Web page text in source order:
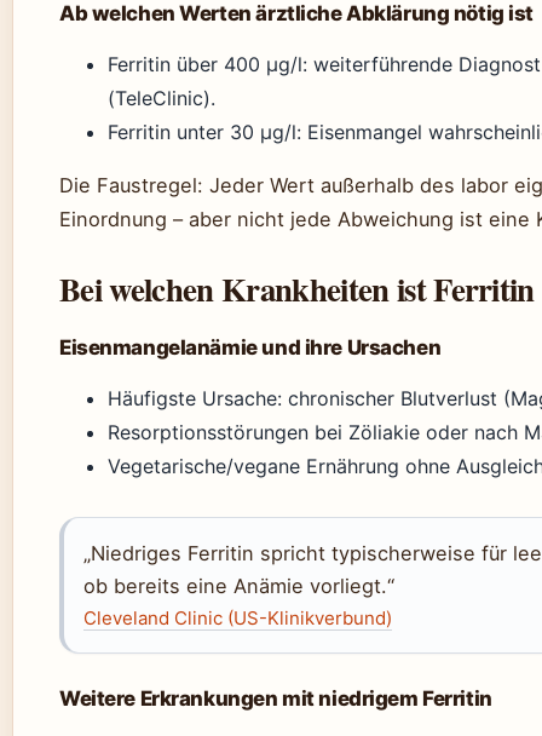
Ab welchen Werten ärztliche Abklärung nötig ist
Ferritin über 400 µg/l: weiterführende
(TeleClinic).
Ferritin unter 30 µg/l: Eisenmangel
Die Faustregel: Jeder Wert außerhalb des labor
Einordnung – aber nicht jede Abweichung ist eine
Bei welchen Krankheiten ist
Eisenmangelanämie und ihre Ursachen
Häufigste Ursache: chronischer Blutverlust
Resorptionsstörungen bei Zöliakie oder nach
Vegetarische/vegane Ernährung ohne
„Niedriges Ferritin spricht typischerweise für
ob bereits eine Anämie vorliegt.“
Cleveland Clinic (US-Klinikverbund)
Weitere Erkrankungen mit niedrigem Ferritin